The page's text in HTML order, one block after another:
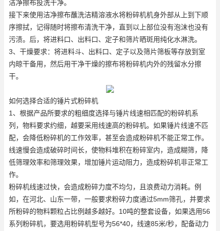
洁净擦布投洗干净。
接下来使用洁净擦布蘸洗洁精溶液水将粉碎机机身外部从上到下顺
序擦拭，记得随时将擦布清洗干净，直到以上部位没有泡沫也没有
污渍。后，将进料口、出料口、定子和筛片晒斑用纯化水淋洗。
3、干燥要求：将进料斗、出料口、定子以及筛片筛板等存放到室
内晾干备用，然后用干净干燥的擦布将粉碎机内外的残留水分擦
干。
如何选择合适的锤片式粉碎机
1、根据产品所要求的粗细度选择与锤片线速相匹配的粉碎机系
列，物料要求约细，越要采用线速高的粉碎机。如果锤片线速不匹
配，会降低粉碎机的工作效率，甚至会造成粉碎机不能正常工作。
线速慢会造成破碎时间长，使物料堆积在粉碎室内，造成糊筛，降
低筛理效率和筛理效果，增加锤片运动阻力，造成粉碎机非正常工
作。
粉碎机线速过快，会造成粉碎力度不均匀，且浪费动力消耗。例
如，在河北、山东一带，一般要求粉碎力度通过5mm筛孔，并要求
所粉碎的物料颗粒占比例越多越好。10吨的整套设备，如果选用56
系列粉碎机，要选用粉碎机型号为56*40，线速85米/秒，配备动力